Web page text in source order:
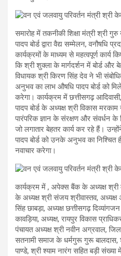
समारोह में तकनीकी शिक्षा मंत्री श्री
पादप बोर्ड द्वारा वैद्य सम्मेलन, वनौषधि
कार्यक्रमों के माध्यम से महत्वपूर्ण कार्य
कि श्री शुक्ला के मार्गदर्शन में बोर्ड और
विधायक श्री किरण सिंह देव ने भी
अनुभव का लाभ औषधि पादप बोर्ड को
करेगा। कार्यक्रम में छत्तीसगढ़
पादप बोर्ड के अध्यक्ष श्री विकास
पारंपरिक ज्ञान के संरक्षण और संवर्धन के
जो लगातार बेहतर कार्य कर रहे हैं।
पादप बोर्ड को उनके अनुभव का निश्चित
नवाचार करेगा।
कार्यक्रम में , अपेक्स बैंक के अध्यक्ष श्री
के अध्यक्ष श्री संजय श्रीवास्तव,
सिंह छाबड़ा, अध्यक्ष छत्तीसगढ़
कावड़िया, अध्यक्ष, रायपुर विकास
पंचायत अध्यक्ष श्री नवीन अग्रवाल,
सतनामी समाज के धर्मगुरू गुरू
पाण्डे, श्री श्याम नारंग सहित बड़ी